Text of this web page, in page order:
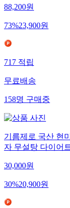
88,200원
73%23,900원
717적립
무료배송
158명구매중
기름제로 국산 현
자 무설탕 다이어
30,000원
30%20,900원